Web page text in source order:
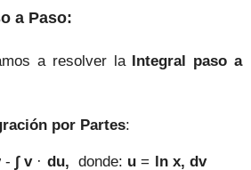
a Paso:
a resolver la Integral paso a
por Partes:
- ∫ v · du,donde: u= ln x,dv